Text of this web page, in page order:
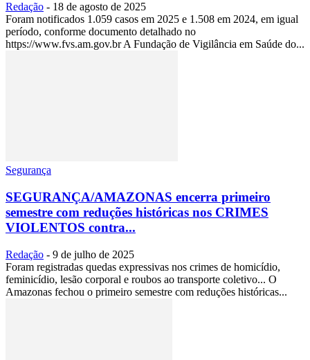
Redação - 18 de agosto de 2025
Foram notificados 1.059 casos em 2025 e 1.508 em 2024, em igual
período, conforme documento detalhado no
https://www.fvs.am.gov.br A Fundação de Vigilância em Saúde do...
Segurança
SEGURANÇA/AMAZONAS encerra primeiro
semestre com reduções históricas nos CRIMES
VIOLENTOS contra...
Redação - 9 de julho de 2025
Foram registradas quedas expressivas nos crimes de homicídio,
feminicídio, lesão corporal e roubos ao transporte coletivo... O
Amazonas fechou o primeiro semestre com reduções históricas...